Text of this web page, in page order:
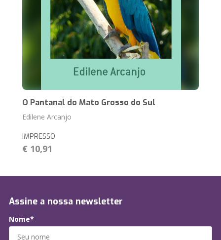
O Pantanal do Mato Grosso do Sul
Edilene Arcanjo
IMPRESSO
€ 10,91
Assine a nossa newsletter
Nome*